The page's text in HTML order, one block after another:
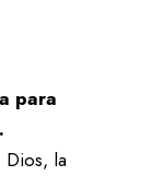
para
Dios, la